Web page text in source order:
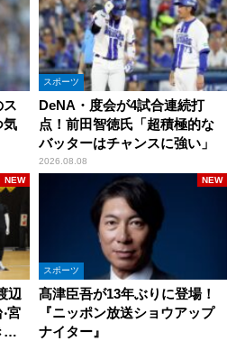
ス
気
スポーツ
DeNA・度会が4試合連続打
点！前田智徳氏「超積極的な
バッターはチャンスに強い」
2026.08.08
辺
宮
た
NEW
スポーツ
髙津臣吾が13年ぶりに登場！
『ニッポン放送ショウアップ
ナイター』
NEW